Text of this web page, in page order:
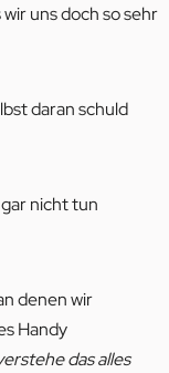
uns doch so sehr
daran schuld
nicht tun
denen wir
Handy
das alles